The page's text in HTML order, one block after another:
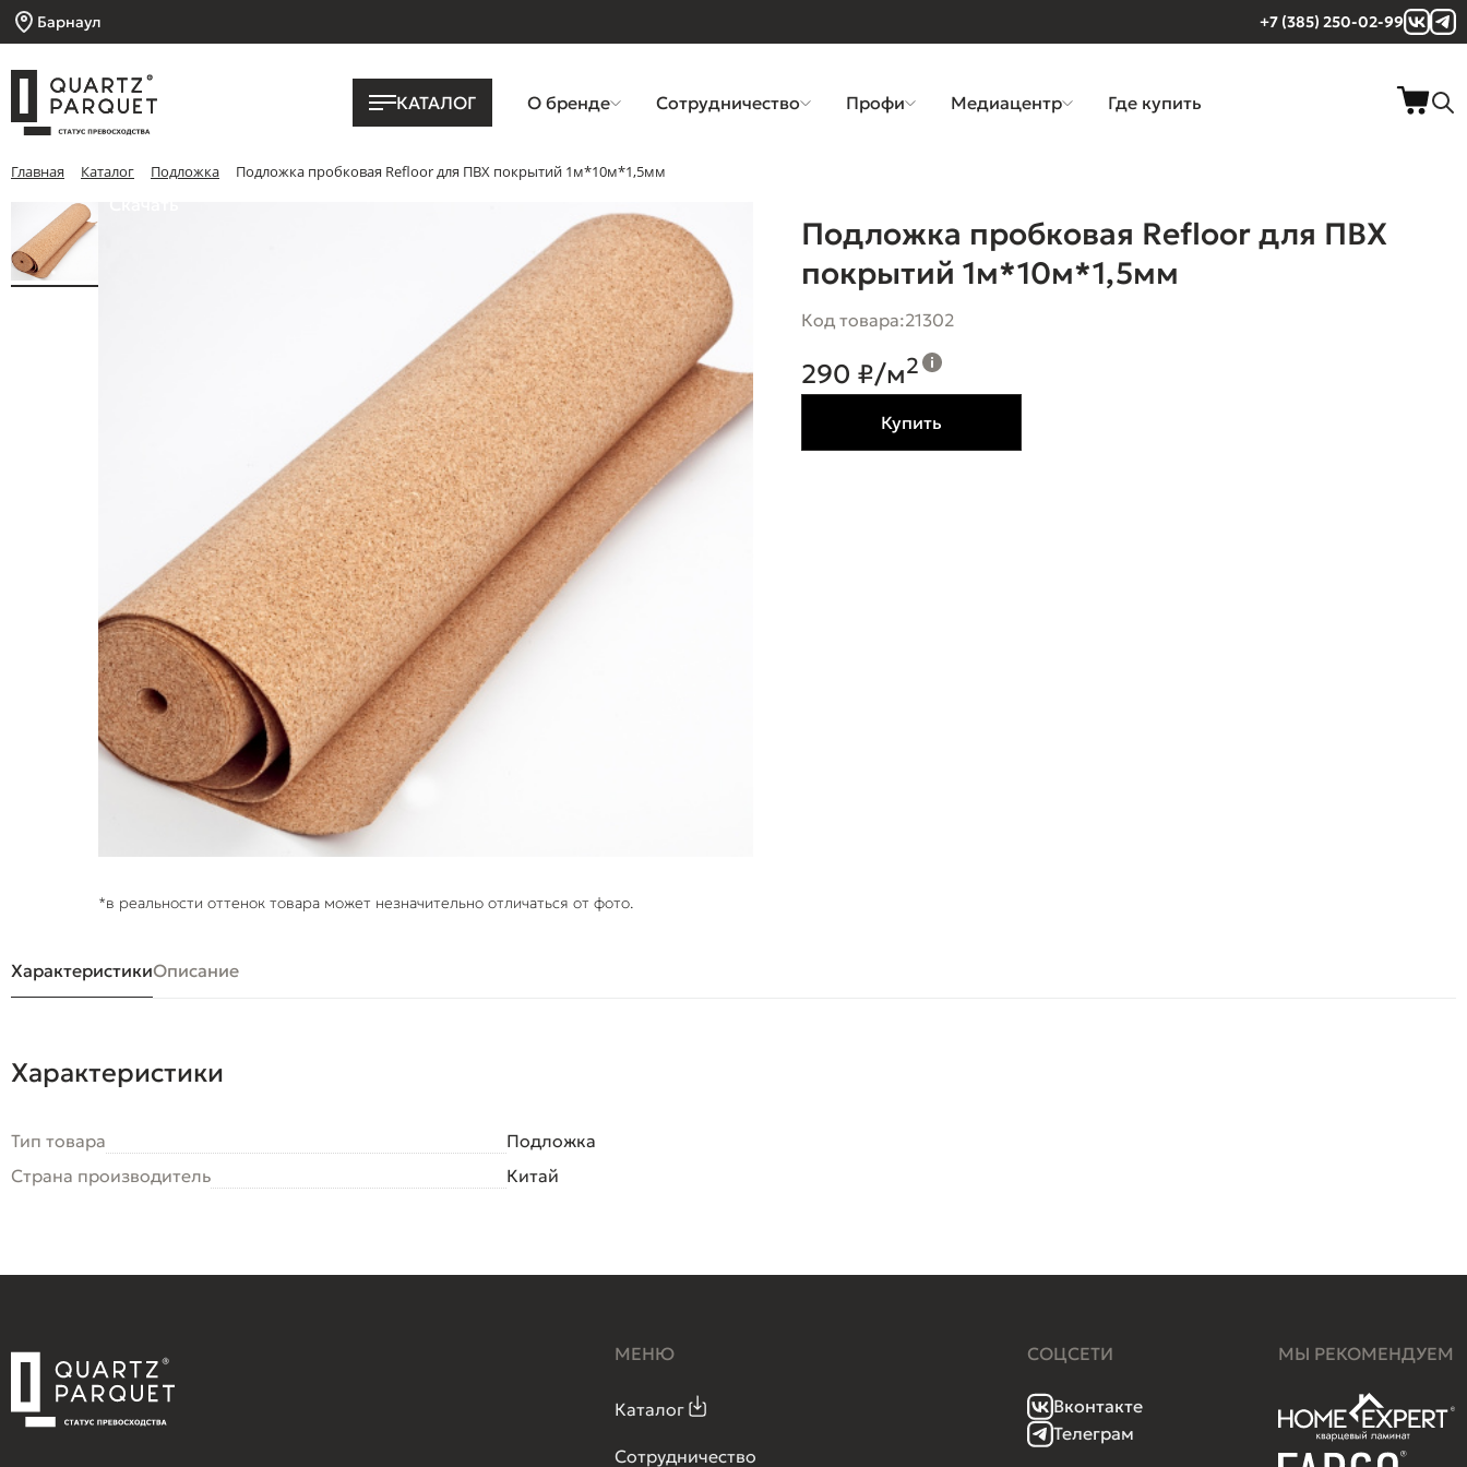
Барнаул +7 (385) 250-02-99
КАТАЛОГ О бренде Сотрудничество Профи Медиацентр Где купить
Главная Каталог Подложка Подложка пробковая Refloor для ПВХ покрытий 1м*10м*1,5мм
*в реальности оттенок товара может незначительно отличаться от фото.
Подложка пробковая Refloor для ПВХ
покрытий 1м*10м*1,5мм
Код товара:21302
290 ₽/м2
Купить
ХарактеристикиОписание
Характеристики
Тип товара
Подложка
Страна производитель
Китай
МЕНЮ
Каталог
Сотрудничество
СОЦСЕТИ
Вконтакте
Телеграм
МЫ РЕКОМЕНДУЕМ